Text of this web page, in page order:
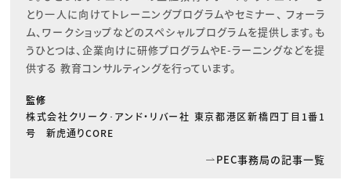
とり一人に向けてトレーニングプログラムやセミナー、 フォーラ
ム、ワークショップなどのスペシャルプログラムを提供します。も
うひとつは、企業向けに研修プログラムやE-ラーニングなどを提
供する 教育コンサルティングを行っています。
監修
株式会社クリーク･アンド・リバー社 東京都港区新橋四丁目1番1
号 新虎通りCORE
PEC事務局の記事一覧